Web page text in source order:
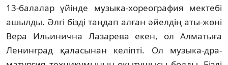
13-балалар үйінде музыка-хореография мектебі
ашылды. Әлгі бізді таңдап алған әйелдің аты-жөні
Вера Ильинична Лазарева екен, ол Алматыға
Ленинград қаласынан келіпті. Ол музыка-дра­